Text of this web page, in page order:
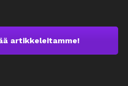
artikkeleitamme!